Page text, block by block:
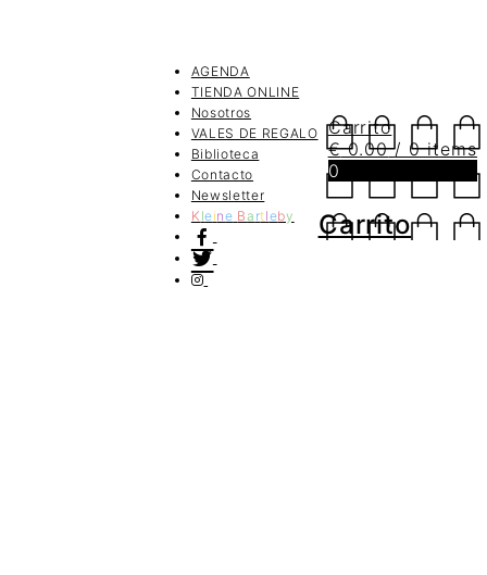
AGENDA
TIENDA ONLINE
Nosotros
VALES DE REGALO
Biblioteca
Contacto
Newsletter
K leine Ba rtleby
Carrito
€0.00 / 0 items
0
Carrito